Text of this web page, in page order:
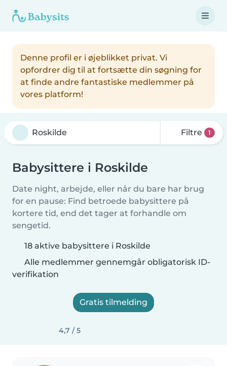
Denne profil er i øjeblikket privat. Vi
opfordrer dig til at fortsætte din søgning for
at finde andre fantastiske medlemmer på
vores platform!
Filtre 1
Babysittere i Roskilde
Date night, arbejde, eller når du bare har brug
for en pause: Find betroede babysittere på
kortere tid, end det tager at forhandle om
sengetid.
18 aktive babysittere i Roskilde
Alle medlemmer gennemgår obligatorisk ID-
verifikation
Gratis tilmelding
4,7 / 5